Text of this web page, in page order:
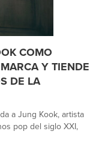
COMO
Y TIENDE
DE LA
a Jung Kook, artista
pop del siglo XXI,